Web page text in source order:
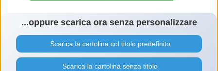
...oppure scarica ora senza personalizzare
Scarica la cartolina col titolo predefinito
Scarica la cartolina senza titolo